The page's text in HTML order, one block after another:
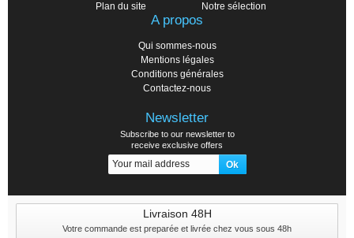
Plan du site
Notre sélection
A propos
Qui sommes-nous
Mentions légales
Conditions générales
Contactez-nous
Newsletter
Subscribe to our newsletter to
receive exclusive offers
Livraison 48H
Votre commande est preparée et livrée chez vous sous 48h